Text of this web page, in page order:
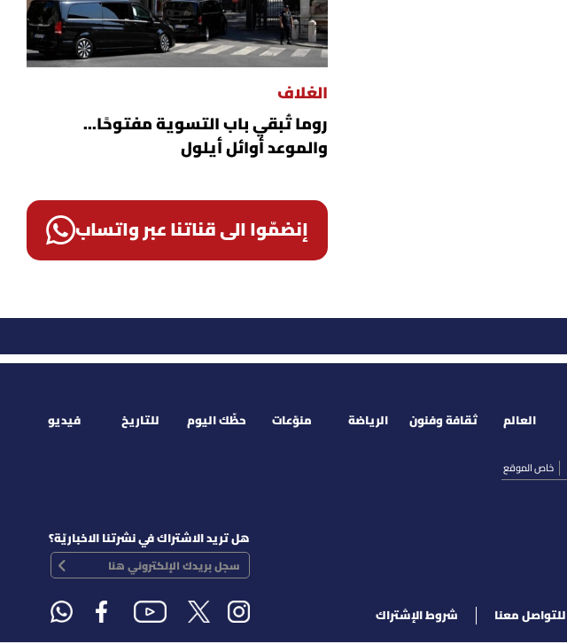
الغلاف
روما تُبقي باب التسوية مفتوحًا...
والموعد أوائل أيلول
إنضمّوا الى قناتنا عبر واتساب
خاص الموقع
العالم ثقافة وفنون الرياضة منوّعات حظّك اليوم للتاريخ فيديو
للتواصل معنا شروط الإشتراك
هل تريد الاشتراك في نشرتنا الاخباريّة؟